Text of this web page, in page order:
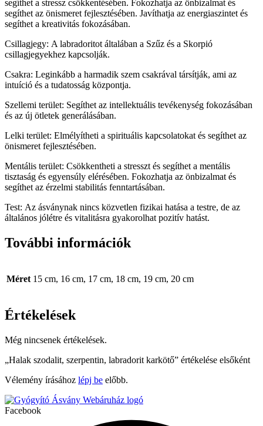
segíthet a stressz csökkentésében. Fokozhatja az önbizalmat és
segíthet az önismeret fejlesztésében. Javíthatja az energiaszintet és
segíthet a kreativitás fokozásában.
Csillagjegy: A labradoritot általában a Szűz és a Skorpió
csillagjegyekhez kapcsolják.
Csakra: Leginkább a harmadik szem csakrával társítják, ami az
intuíció és a tudatosság központja.
Szellemi terület: Segíthet az intellektuális tevékenység fokozásában
és az új ötletek generálásában.
Lelki terület: Elmélyítheti a spirituális kapcsolatokat és segíthet az
önismeret fejlesztésében.
Mentális terület: Csökkentheti a stresszt és segíthet a mentális
tisztaság és egyensúly elérésében. Fokozhatja az önbizalmat és
segíthet az érzelmi stabilitás fenntartásában.
Test: Az ásványnak nincs közvetlen fizikai hatása a testre, de az
általános jólétre és vitalitásra gyakorolhat pozitív hatást.
További információk
Méret 15 cm, 16 cm, 17 cm, 18 cm, 19 cm, 20 cm
Értékelések
Még nincsenek értékelések.
„Halak szodalit, szerpentin, labradorit karkötő” értékelése elsőként
Vélemény írásához lépj be előbb.
Facebook